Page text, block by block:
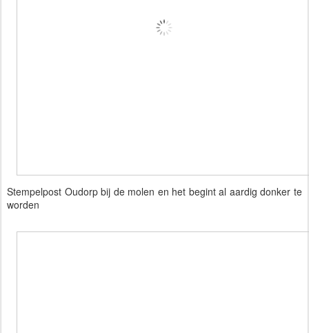
Stempelpost Oudorp bij de molen en het begint al aardig donker te
worden